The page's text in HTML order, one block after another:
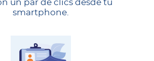
un par de clics desde tu
smartphone.